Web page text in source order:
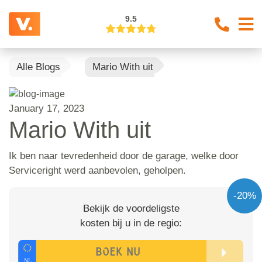
9.5
Alle Blogs Mario With uit
January 17, 2023
Mario With uit
Ik ben naar tevredenheid door de garage, welke door
Serviceright werd aanbevolen, geholpen.
-20%
Bekijk de voordeligste
kosten bij u in de regio: